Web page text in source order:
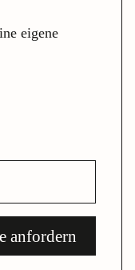
eigene
anfordern